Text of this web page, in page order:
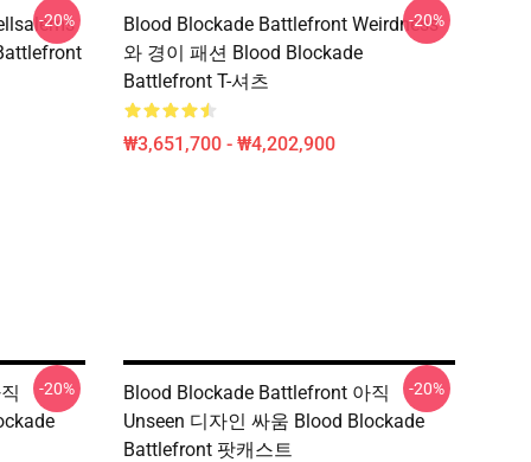
-20%
Blood Blockade Battlefront Weirdness
와 경이 패션 Blood Blockade
Battlefront T-셔츠
₩3,651,700 - ₩4,202,900
-20%
-20%
Blood Blockade Battlefront 아직
Unseen 디자인 싸움 Blood Blockade
Battlefront 팟캐스트
-20%